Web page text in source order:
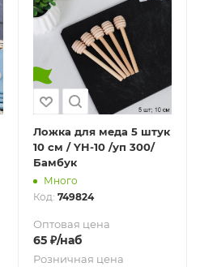
Ложка для меда 5 штук
10 см / YH-10 /уп 300/
Бамбук
Много
Код: 749824
Оптовая цена
65 ₽/наб
Розничная цена